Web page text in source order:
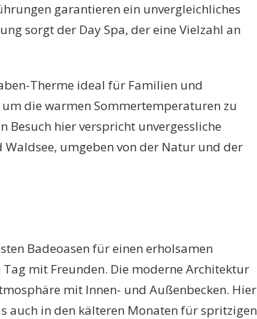
garantieren ein unvergleichliches
sorgt der Day Spa, der eine Vielzahl an
Therme ideal für Familien und
die warmen Sommertemperaturen zu
Besuch hier verspricht unvergessliche
umgeben von der Natur und der
Badeoasen für einen erholsamen
mit Freunden. Die moderne Architektur
mit Innen- und Außenbecken. Hier
auch in den kälteren Monaten für spritzigen